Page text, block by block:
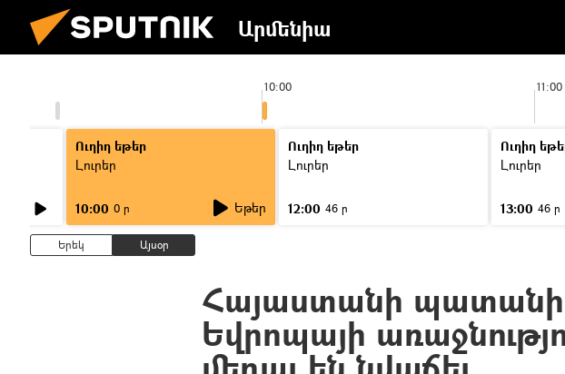
Արմենիա
10:00 11:00
Ուղիղ եթեր
Լուրեր
10:00 0 ր Եթեր
Ուղիղ եթեր
Լուրեր
12:00 46 ր
Ուղիղ
Լուրեր
13:00 46 ր
Երեկ Այսօր
Հայաստանի պատանի
Եվրոպայի